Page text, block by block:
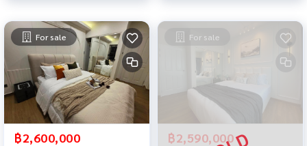
For sale
฿2,600,000
For sale
฿2,590,000